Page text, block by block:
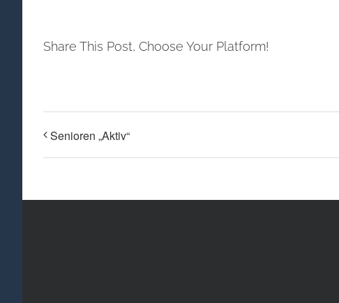
Share This Post, Choose Your Platform!
Senioren „Aktiv“